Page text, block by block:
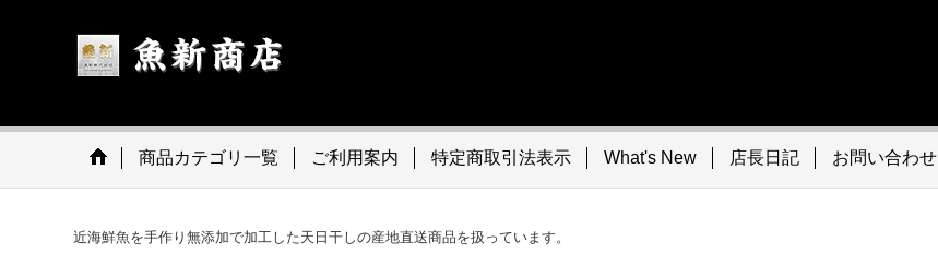
商品カテゴリ一覧 ご利用案内 特定商取引法表示 What's New 店長日記 お問い合わせ
近海鮮魚を手作り無添加で加工した天日干しの産地直送商品を扱っています。